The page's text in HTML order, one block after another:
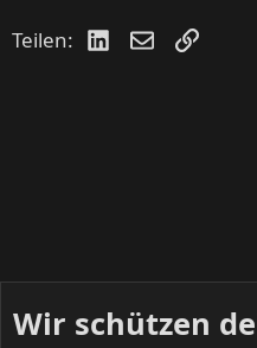
Teilen: LinkedIn
E-MailLink
Wir schützen